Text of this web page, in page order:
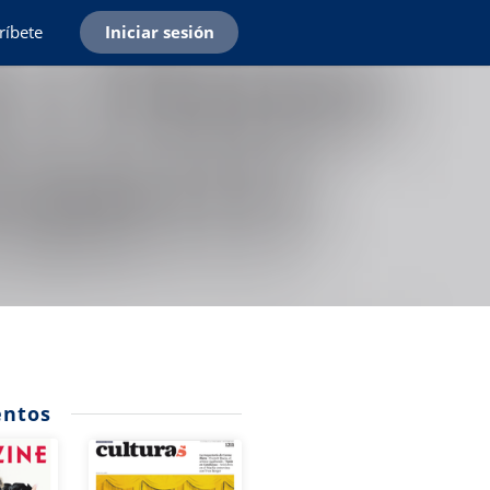
Iniciar sesión